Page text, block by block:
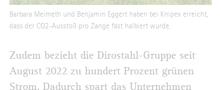
Barbara Meimeth und Benjamin Eggert haben bei Knipex erreicht,
dass der CO2-Ausstoß pro Zange fast halbiert wurde.
Zudem bezieht die Dirostahl-Gruppe seit
August 2022 zu hundert Prozent grünen
Strom. Dadurch spart das Unternehmen